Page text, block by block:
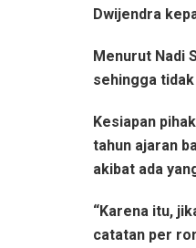
Dwijendra
Menurut Nadi
sehingga
Kesiapan
tahun ajaran
akibat ada
“Karena itu,
catatan per